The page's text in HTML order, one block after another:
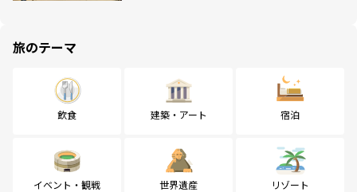
旅のテーマ
飲食 建築・アート 宿泊
イベント・観戦 世界遺産 リゾート